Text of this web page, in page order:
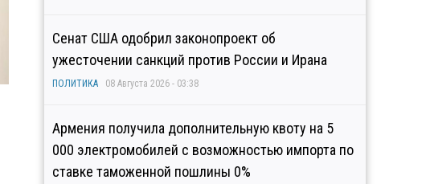
Сенат США одобрил законопроект об
ужесточении санкций против России и Ирана
ПОЛИТИКА 08 Августа 2026 - 03:38
Армения получила дополнительную квоту на 5
000 электромобилей с возможностью импорта по
ставке таможенной пошлины 0%